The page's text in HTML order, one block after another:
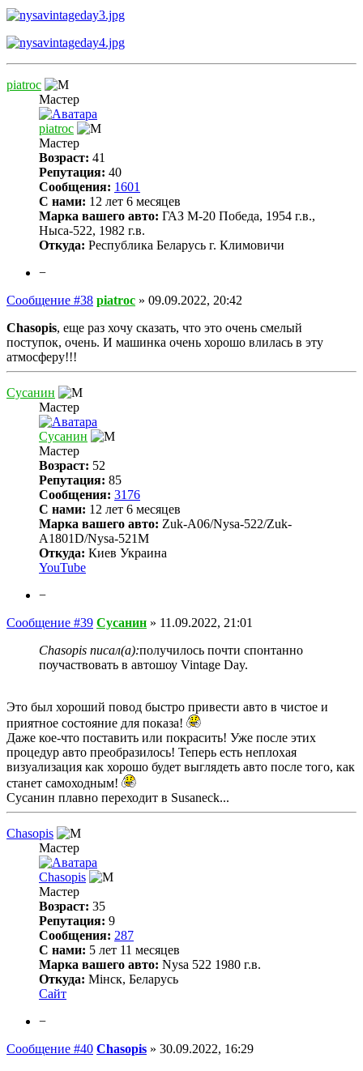
piatroc
Мастер
piatroc
Мастер
Возраст: 41
Репутация: 40
Сообщения: 1601
С нами: 12 лет 6 месяцев
Марка вашего авто: ГАЗ М-20 Победа, 1954 г.в.,
Ныса-522, 1982 г.в.
Откуда: Республика Беларусь г. Климовичи
−
Сообщение #38 piatroc » 09.09.2022, 20:42
Chasopis, еще раз хочу сказать, что это очень смелый
поступок, очень. И машинка очень хорошо влилась в эту
атмосферу!!!
Сусанин
Мастер
Сусанин
Мастер
Возраст: 52
Репутация: 85
Сообщения: 3176
С нами: 12 лет 6 месяцев
Марка вашего авто: Zuk-A06/Nysa-522/Zuk-
A1801D/Nysa-521M
Откуда: Киев Украина
YouTube
−
Сообщение #39 Сусанин » 11.09.2022, 21:01
Chasopis писал(а):получилось почти спонтанно
поучаствовать в автошоу Vintage Day.
Это был хороший повод быстро привести авто в чистое и
приятное состояние для показа!
Даже кое-что поставить или покрасить! Уже после этих
процедур авто преобразилось! Теперь есть неплохая
визуализация как хорошо будет выглядеть авто после того, как
станет самоходным!
Сусанин плавно переходит в Susaneck...
Chasopis
Мастер
Chasopis
Мастер
Возраст: 35
Репутация: 9
Сообщения: 287
С нами: 5 лет 11 месяцев
Марка вашего авто: Nysa 522 1980 г.в.
Откуда: Мінск, Беларусь
Сайт
−
Сообщение #40 Chasopis » 30.09.2022, 16:29